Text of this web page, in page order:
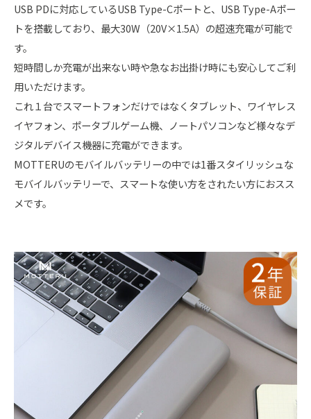
USB PDに対応しているUSB Type-Cポートと、USB Type-Aポー
トを搭載しており、最大30W（20V×1.5A）の超速充電が可能で
す。
短時間しか充電が出来ない時や急なお出掛け時にも安心してご利
用いただけます。
これ１台でスマートフォンだけではなくタブレット、ワイヤレス
イヤフォン、ポータブルゲーム機、ノートパソコンなど様々なデ
ジタルデバイス機器に充電ができます。
MOTTERUのモバイルバッテリーの中では1番スタイリッシュな
モバイルバッテリーで、スマートな使い方をされたい方におスス
メです。